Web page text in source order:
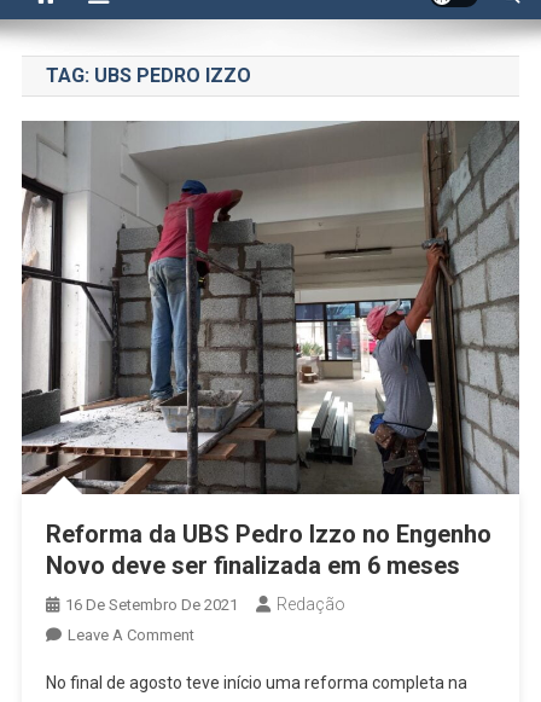
TAG: UBS PEDRO IZZO
Reforma da UBS Pedro Izzo no Engenho
Novo deve ser finalizada em 6 meses
16 De Setembro De 2021 Redação
Leave A CommentOn
Da
No final de agosto teve início uma reforma completa na